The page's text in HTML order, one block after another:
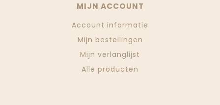
MIJN ACCOUNT
Account informatie
Mijn bestellingen
Mijn verlanglijst
Alle producten